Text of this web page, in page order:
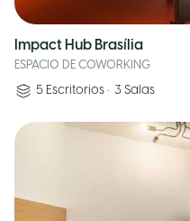
Impact Hub Brasília
ESPACIO DE COWORKING
5 Escritorios • 3 Salas